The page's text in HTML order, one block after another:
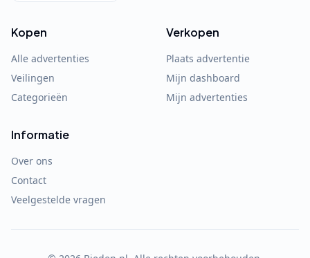
Kopen
Alle advertenties
Veilingen
Categorieën
Verkopen
Plaats advertentie
Mijn dashboard
Mijn advertenties
Informatie
Over ons
Contact
Veelgestelde vragen